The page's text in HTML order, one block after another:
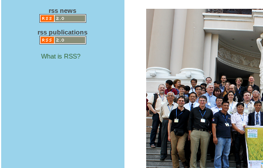
rss news
rss publications
What is RSS?